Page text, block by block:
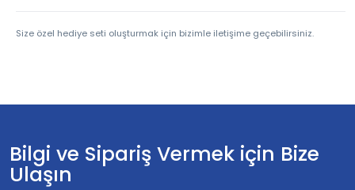
Size özel hediye seti oluşturmak için bizimle iletişime geçebilirsiniz.
Bilgi ve Sipariş Vermek için Bize
Ulaşın